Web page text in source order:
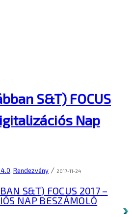
S&T) FOCUS
Nap
, Rendezvény / 2017-11-24
S&T) FOCUS 2017 –
NAP BESZÁMOLÓ